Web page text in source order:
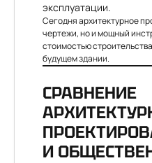
эксплуатации.
Сегодня архитектурное
чертежи, но и мощный
стоимостью
будущем здании.
СРАВНЕНИЕ
И